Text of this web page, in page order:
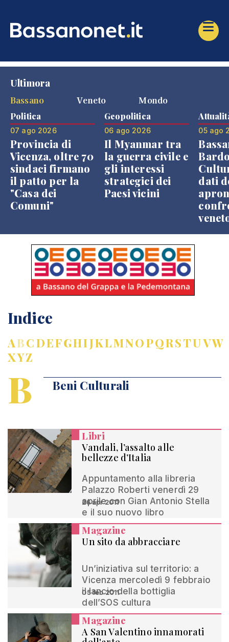
Ultimora
Bassano
Veneto Mondo
Politica
07 ago 2026
Provincia di
Vicenza, oltre 70
sindaci firmano
il patto per la
"Casa dei
Comuni"
Geopolitica
06 ago 2026
Il Myanmar tra
la guerra civile e
gli interessi
strategici dei
Paesi vicini
05 ago
dati
Indice
ABCDEFGHIJKLMNOPQRSTUVW
XYZ
B Beni Culturali
Libri
Vandali, l’assalto alle
bellezze d’Italia
Appuntamento alla libreria
Palazzo Roberti venerdì 29
aprile con Gian Antonio Stella
e il suo nuovo libro
26 apr 2011
Magazine
Un sito da abbracciare
Un’iniziativa sul territorio: a
Vicenza mercoledì 9 febbraio
il lancio della bottiglia
dell’SOS cultura
05 feb 2011
Magazine
A San Valentino innamorati